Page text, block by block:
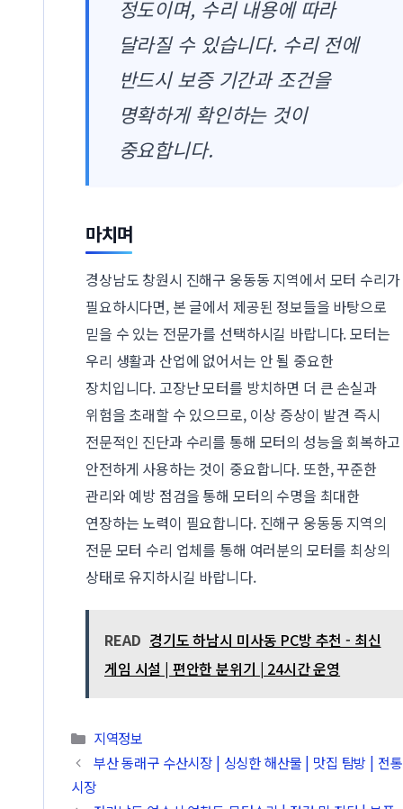
정도이며, 수리 내용에 따라
달라질 수 있습니다. 수리 전에
반드시 보증 기간과 조건을
명확하게 확인하는 것이
중요합니다.
마치며
경상남도 창원시 진해구 웅동동 지역에서 모터 수리가
필요하시다면, 본 글에서 제공된 정보들을 바탕으로
믿을 수 있는 전문가를 선택하시길 바랍니다. 모터는
우리 생활과 산업에 없어서는 안 될 중요한
장치입니다. 고장난 모터를 방치하면 더 큰 손실과
위험을 초래할 수 있으므로, 이상 증상이 발견 즉시
전문적인 진단과 수리를 통해 모터의 성능을 회복하고
안전하게 사용하는 것이 중요합니다. 또한, 꾸준한
관리와 예방 점검을 통해 모터의 수명을 최대한
연장하는 노력이 필요합니다. 진해구 웅동동 지역의
전문 모터 수리 업체를 통해 여러분의 모터를 최상의
상태로 유지하시길 바랍니다.
READ 경기도 하남시 미사동 PC방 추천 - 최신
게임 시설 | 편안한 분위기 | 24시간 운영
카테고리
지역정보
부산 동래구 수산시장 | 싱싱한 해산물 | 맛집 탐방 | 전통
시장